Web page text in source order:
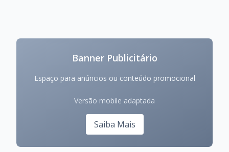
Banner Publicitário
Espaço para anúncios ou conteúdo promocional
Versão mobile adaptada
Saiba Mais